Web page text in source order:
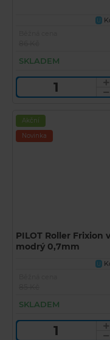
U
SKLADEM
Akční
Novinka
PILOT Roller
modrý 0,7mm
U
SKLADEM